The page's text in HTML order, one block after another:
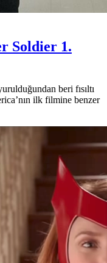
Soldier 1.
beri fısıltı
ilk filmine benzer